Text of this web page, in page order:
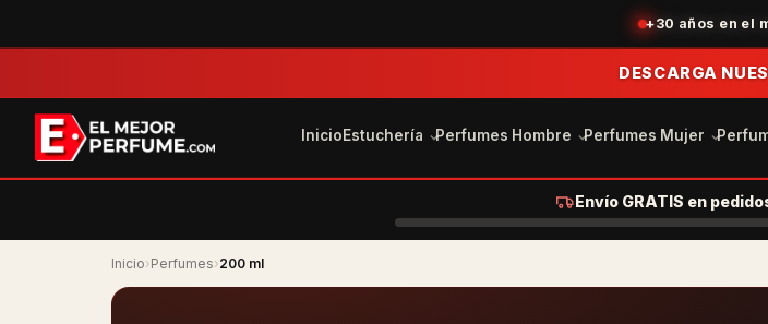
Acumula puntos con
DESCARGA
InicioEstuchería Perfumes Hombre Perfumes Mujer
Envío GRATIS en
Inicio›Perfumes›200 ml